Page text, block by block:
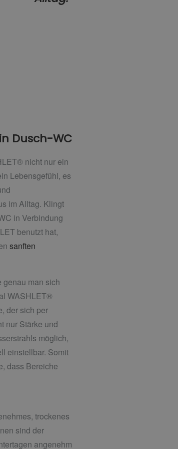
Dusch-WC
nicht nur ein
Lebensgefühl, es
im Alltag. Klingt
in Verbindung
benutzt hat,
sanften
genau man sich
WASHLET®
der sich per
nur Stärke und
möglich,
einstellbar. Somit
dass Bereiche
trockenes
sind der
angenehm